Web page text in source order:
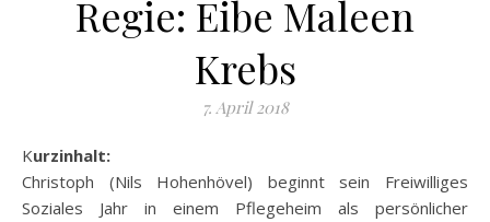
Regie: Eibe Maleen
Krebs
7. April 2018
Kurzinhalt:
Christoph (Nils Hohenhövel) beginnt sein Freiwilliges
Soziales Jahr in einem Pflegeheim als persönlicher